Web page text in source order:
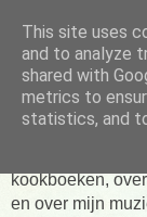
Tarte
Tien jaar Tarte
in de keuken!
delen. Over
kookboeken,
en over mijn
This site uses
and to analyze
shared with
metrics to
statistics, and